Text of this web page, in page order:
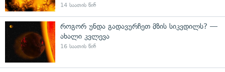
14 საათის წინ
როგორ უნდა გადავურჩეთ მზის სიკვდილს? —
ახალი კვლევა
16 საათის წინ